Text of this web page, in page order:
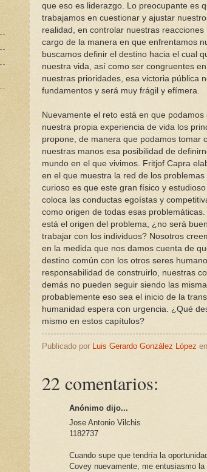
que eso es liderazgo. Lo preocupante es
trabajamos en cuestionar y ajustar
realidad, en controlar nuestras reacciones
cargo de la manera en que enfrentamos
buscamos definir el destino hacia el cual
nuestra vida, así como ser congruentes
nuestras prioridades, esa victoria pública
fundamentos y será muy frágil y efímera.
Nuevamente el reto está en que podamos
nuestra propia experiencia de vida los
propone, de manera que podamos tomar
nuestras manos esa posibilidad de
mundo en el que vivimos. Fritjof Capra
en el que muestra la red de los
curioso es que este gran físico y
coloca las conductas egoístas y
como origen de todas esas problemáticas.
está el origen del problema, ¿no será
trabajar con los individuos? Nosotros
en la medida que nos damos cuenta de
destino común con los otros seres
responsabilidad de construirlo, nuestras
demás no pueden seguir siendo las
probablemente eso sea el inicio de la
humanidad espera con urgencia. ¿Qué
mismo en estos capítulos?
Publicado por Luis Gerardo González López en
22 comentarios:
Anónimo dijo...
Jose Antonio Vilchis
1182737
Cuando supe que tendría la
Covey nuevamente, me entusiasmo la